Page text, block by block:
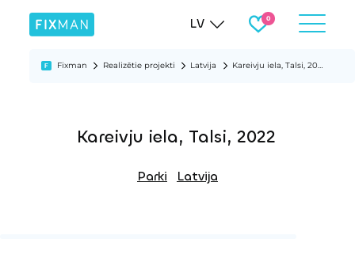
LV
Fixman Realizētie projekti Latvija Kareivju iela, Talsi, 2022
Kareivju iela, Talsi, 2022
Parki Latvija